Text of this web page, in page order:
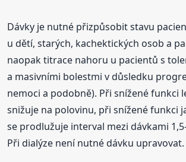
Dávky je nutné přizpůsobit stavu
u dětí, starých, kachektických osob a
naopak titrace nahoru u pacientů s
a masivními bolestmi v důsledku
nemoci a podobně). Při snížené funkci
snižuje na polovinu, při snížené funkci
se prodlužuje interval mezi dávkami
Při dialýze není nutné dávku upravovat.